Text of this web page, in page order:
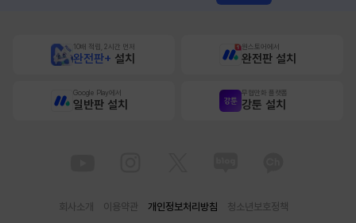
10배 적립, 2시간 먼저
완전판+ 설치
원스토어에서
완전판 설치
Google Play에서
일반판 설치
무협만화 플랫폼
강툰 설치
회사소개 이용약관 개인정보처리방침
청소년보호정책